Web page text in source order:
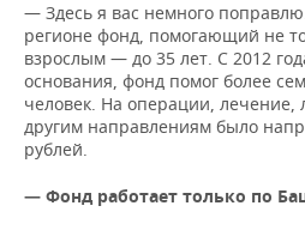
— Здесь я вас немного
регионе фонд, помогающий не
взрослым — до 35 лет. С 2012
основания, фонд помог более
человек. На операции, лечение,
другим направлениям было
рублей.
— Фонд работает только по